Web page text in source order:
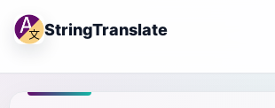
StringTranslate